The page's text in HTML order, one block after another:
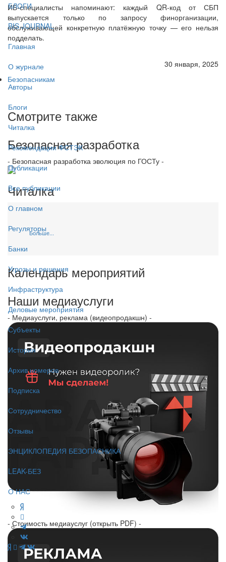
БЛОГИ
BIS JOURNAL
Главная
О журнале
Авторы
Блоги
Читалка
Рекомендации ФСТЭК
Публикации
Все публикации
О главном
Регуляторы
Банки
Угрозы и решения
Инфраструктура
Деловые мероприятия
Субъекты
История
Архив номеров
Подписка
Сотрудничество
Отзывы
ЭНЦИКЛОПЕДИЯ БЕЗОПАСНИКА
LEAK-БЕЗ
О НАС
ИБ-специалисты напоминают: каждый QR-код от СБП
выпускается только по запросу финорганизации,
обслуживающей конкретную платёжную точку — его нельзя
подделать.
30 января, 2025
Безопасникам
Смотрите также
Безопасная разработка
- Безопасная разработка эволюция по ГОСТу -
Читалка
Больше...
Календарь мероприятий
Наши медиауслуги
- Медиауслуги, реклама (видеопродакшн) -
- Стоимость медиауслуг (открыть PDF) -